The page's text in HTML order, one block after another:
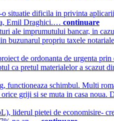
situatie dificila in privinta
Emil Draghici.… continuare
ale imprumutului bancar, in
buzunarul propriu taxele
de ordonanta de urgenta prin
ca pretul materialelor a scazut
functioneaza schimbul. Multi
griji si se muta in casa noua.
liderul pietei de economisire-